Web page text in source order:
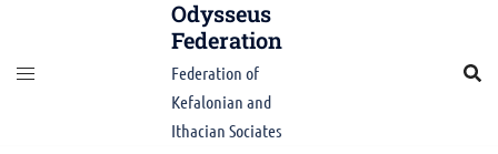
content
Odysseus
Federation
Federation of
Kefalonian and
Ithacian Sociates